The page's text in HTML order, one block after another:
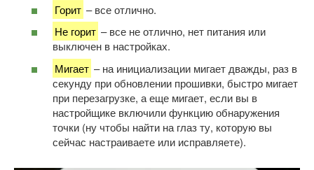
Горит – все отлично.
Не горит – все не отлично, нет питания или
выключен в настройках.
Мигает – на инициализации мигает дважды, раз в
секунду при обновлении прошивки, быстро мигает
при перезагрузке, а еще мигает, если вы в
настройщике включили функцию обнаружения
точки (ну чтобы найти на глаз ту, которую вы
сейчас настраиваете или исправляете).